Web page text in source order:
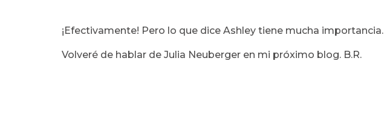
¡Efectivamente! Pero lo que dice Ashley tiene mucha importancia.
Volveré de hablar de Julia Neuberger en mi próximo blog. B.R.